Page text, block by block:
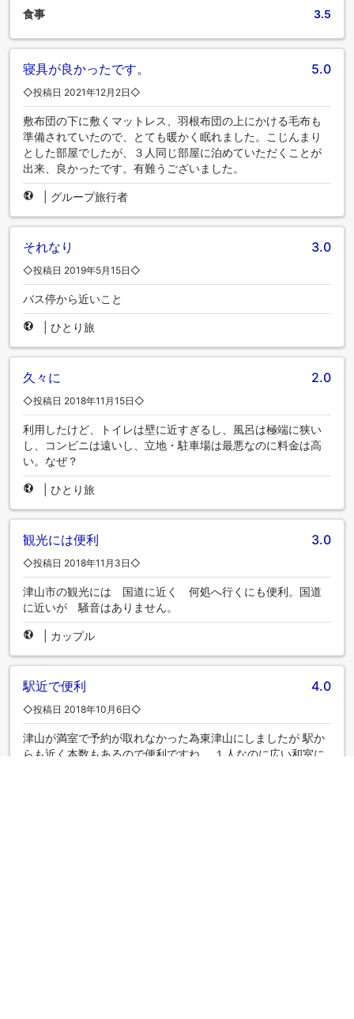
食事 3.5
寝具が良かったです。 5.0
◇投稿日 2021年12月2日◇
敷布団の下に敷くマットレス、羽根布団の上にかける毛布も
準備されていたので、とても暖かく眠れました。こじんまり
とした部屋でしたが、３人同じ部屋に泊めていただくことが
出来、良かったです。有難うございました。
グループ旅行者
それなり 3.0
◇投稿日 2019年5月15日◇
バス停から近いこと
ひとり旅
久々に 2.0
◇投稿日 2018年11月15日◇
利用したけど、トイレは壁に近すぎるし、風呂は極端に狭い
し、コンビニは遠いし、立地・駐車場は最悪なのに料金は高
い。なぜ？
ひとり旅
観光には便利 3.0
◇投稿日 2018年11月3日◇
津山市の観光には 国道に近く 何処へ行くにも便利。国道
に近いが 騒音はありません。
カップル
駅近で便利 4.0
◇投稿日 2018年10月6日◇
津山が満室で予約が取れなかった為東津山にしましたが 駅か
らも近く本数もあるので便利ですね。 １人なのに広い和室に